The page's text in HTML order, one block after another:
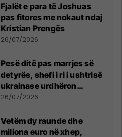
Fjalët e para të Joshuas
pas fitores me nokaut ndaj
Kristian Prengës
26/07/2026
Pesë ditë pas marrjes së
detyrës, shefi i ri i ushtrisë
ukrainase urdhëron
kontroll të madh
26/07/2026
Vetëm dy raunde dhe
miliona euro në xhep,